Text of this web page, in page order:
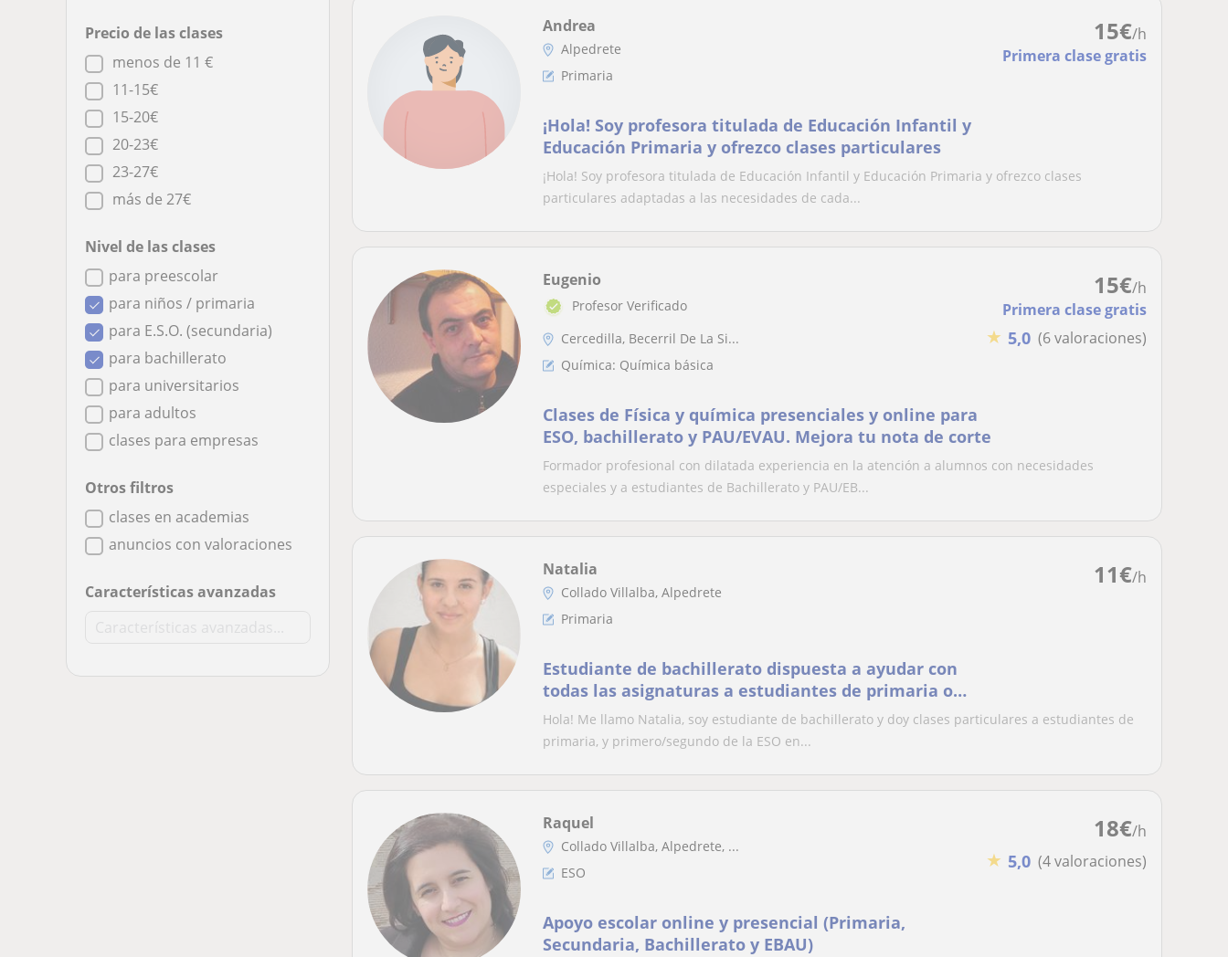
Precio de las clases
menos de 11 €
11-15€
15-20€
20-23€
23-27€
más de 27€
Nivel de las clases
para preescolar
para niños / primaria
para E.S.O. (secundaria)
para bachillerato
para universitarios
para adultos
clases para empresas
Otros filtros
clases en academias
anuncios con valoraciones
Características avanzadas
15€/h
Primera clase gratis
Andrea
Alpedrete
Primaria
¡Hola! Soy profesora titulada de Educación Infantil y
Educación Primaria y ofrezco clases particulares
¡Hola! Soy profesora titulada de Educación Infantil y Educación Primaria y ofrezco clases
particulares adaptadas a las necesidades de cada...
15€/h
Primera clase gratis
★ 5,0 (6 valoraciones)
Eugenio
Profesor Verificado
Cercedilla, Becerril De La Si...
Química: Química básica
Clases de Física y química presenciales y online para
ESO, bachillerato y PAU/EVAU. Mejora tu nota de corte
Formador profesional con dilatada experiencia en la atención a alumnos con necesidades
especiales y a estudiantes de Bachillerato y PAU/EB...
11€/h
Natalia
Collado Villalba, Alpedrete
Primaria
Estudiante de bachillerato dispuesta a ayudar con
todas las asignaturas a estudiantes de primaria o
primero/segundo de la ESO
Hola! Me llamo Natalia, soy estudiante de bachillerato y doy clases particulares a estudiantes de
primaria, y primero/segundo de la ESO en...
18€/h
★ 5,0 (4 valoraciones)
Raquel
Collado Villalba, Alpedrete, ...
ESO
Apoyo escolar online y presencial (Primaria,
Secundaria, Bachillerato y EBAU)